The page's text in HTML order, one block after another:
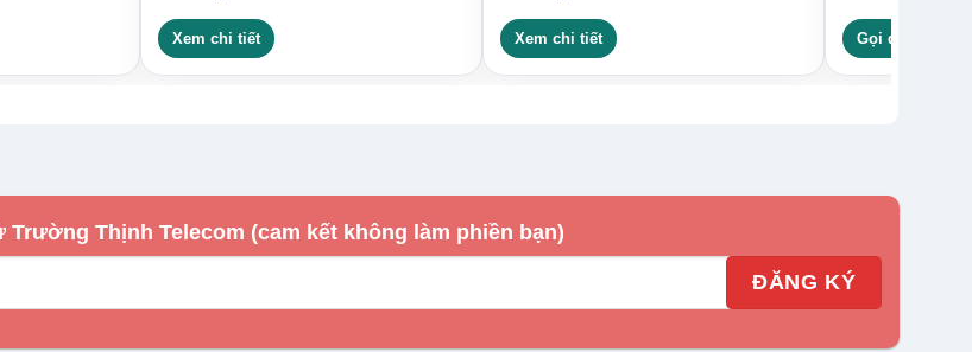
trên đúng thông số, môi trường lắp đặt và
Xem chi tiết Xem chi tiết Gọi đặt hàng
Thịnh Telecom (cam kết không làm phiền bạn)